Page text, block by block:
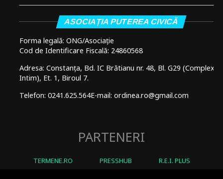
ASOCIAȚIA PUTEREA CIVICĂ
Forma legală: ONG/Asociație
Cod de Identificare Fiscală: 24860568
Adresa: Constanța, Bd. IC Brătianu nr. 48, Bl. G29 (Complex
Intim), Et. 1, Biroul 7.
Telefon: 0241.625.564E-mail: ordinea.ro@gmail.com
PARTENERI
TERMENE.RO PRESSHUB R.E.I. PLUS